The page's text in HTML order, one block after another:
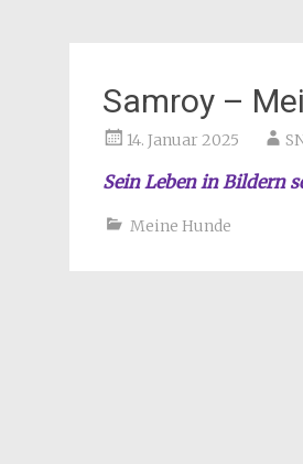
Samroy –
14. Januar 2025
Sein Leben in Bildern
Meine Hunde